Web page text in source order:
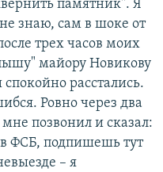
памятник". Я
знаю, сам в шоке от
трех часов моих
майору Новикову
расстались.
Ровно через два
позвонил и сказал:
ФСБ, подпишешь тут
– я